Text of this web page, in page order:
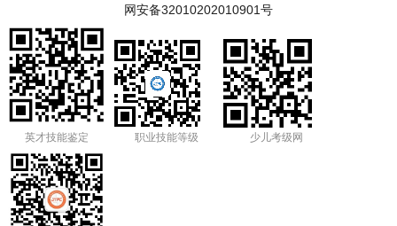
网安备32010202010901号
英才技能鉴定 职业技能等级 少儿考级网